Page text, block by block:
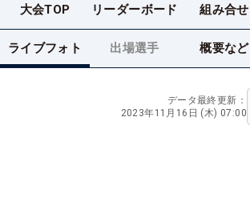
大会TOP リーダーボード 組み合せ
ライブフォト 出場選手 概要など
データ最終更新：
2023年11月16日 (木) 07:00